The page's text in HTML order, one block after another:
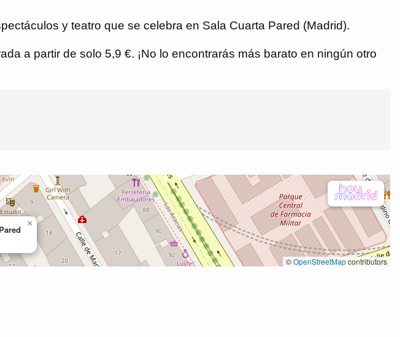
y teatro que se celebra en Sala Cuarta Pared (Madrid).
a partir de solo 5,9 €. ¡No lo encontrarás más barato en ningún otro